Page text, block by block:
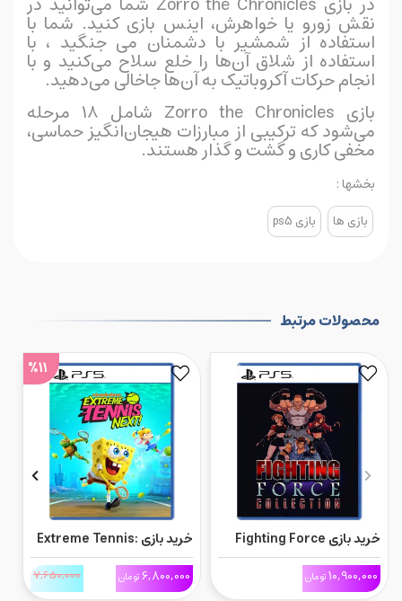
نقش زورو یا خواهرش، اینس بازی کنید. شما با
استفاده از شمشیر با دشمنان می جنگید ، با
استفاده از شلاق آن‌ها را خلع سلاح می‌کنید و با
انجام حرکات آکروباتیک به آن‌ها جاخالی می‌دهید.
بازی Zorro the Chronicles شامل ۱۸ مرحله
می‌شود که ترکیبی از مبارزات هیجان‌انگیز حماسی،
مخفی کاری و گشت و گذار هستند.
بخشها :
بازی ها بازی ps5
محصولات مرتبط
خرید بازی Fighting Force
Collection برای Ps5
10,900,000تومان
%11
خرید بازی Extreme Tennis:
Next برای Ps5
6,800,000تومان 7,650,000